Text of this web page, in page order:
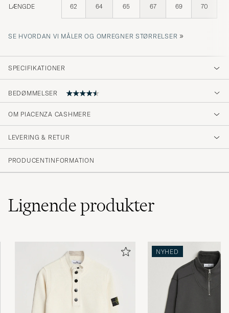
LÆNGDE 62 64 65 67 69 70
SE HVORDAN VI MÅLER OG OMREGNER STØRRELSER »
SPECIFIKATIONER
BEDØMMELSER
Fantastisk kvalitet.
FREDRIK L
OM PIACENZA CASHMERE
LEVERING & RETUR
PRODUCENTINFORMATION
Lignendeprodukter
NYHED